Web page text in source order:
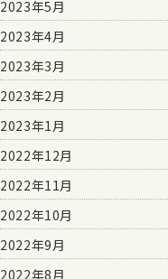
2023年5月
2023年4月
2023年3月
2023年2月
2023年1月
2022年12月
2022年11月
2022年10月
2022年9月
2022年8月